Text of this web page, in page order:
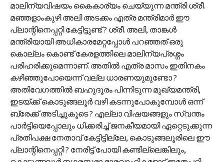
മാലിന്യവിഷയം കൈകാര്യം ചെയ്യുന്ന മന്ത്രി ശ്രീ.
മഞ്ഞളാംകുഴി അലി അടക്കം എത്ര മന്ത്രിമാർ ഈ
പ്ലാന്റിനെപ്പറ്റി കേട്ടിട്ടുണ്ട് ? ശ്രീ. അലി, താങ്കൾ
മന്ത്രിയായി അധികാരമേറ്റപ്പോൾ പറഞ്ഞത് ഒരു
കൊല്ലം കൊണ്ട് കേരളത്തിലെ മാലിന്യപ്രശ്നം
പരിഹരിക്കുമെന്നാണ്. അതിൽ എത്ര മാസം ഇതിനകം
കഴിഞ്ഞുപോയെന്ന് വല്ല ധാരണയുമുണ്ടോ ?
അതിവേഗത്തിൽ ബഹുദൂരം പിന്നിടുന്ന മുഖ്യമന്ത്രി,
ഇടയ്ക്ക് കൊടുങ്ങലൂർ വഴി കടന്നുപോകുമ്പോൾ ഒന്ന്
ബ്രേക്ക് അടിച്ചുകൂടെ ? എല്ലാ വിഷയങ്ങളും സ്വന്തം
പാർട്ടിയെപ്പോലും ധിക്കരിച്ച് ജനകീയമായി ഏറ്റെടുക്കുന്ന
പ്രതിപക്ഷ നേതാവ് കേട്ടിട്ടില്ലേ, കൊടുങ്ങലൂരിലെ ഈ
പ്ലാന്റിനെപ്പറ്റി ? നേരിട്ട് പോയി കണ്ടില്ലെങ്കിലും,